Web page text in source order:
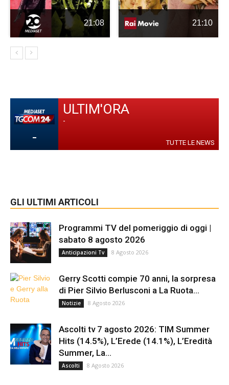
21:08 21:10
-
ULTIM'ORA
-
TUTTE LE NEWS
GLI ULTIMI ARTICOLI
Programmi TV del pomeriggio di oggi |
sabato 8 agosto 2026
Anticipazioni Tv 8 Agosto 2026
Gerry Scotti compie 70 anni, la sorpresa
di Pier Silvio Berlusconi a La Ruota...
Notizie 8 Agosto 2026
Ascolti tv 7 agosto 2026: TIM Summer
Hits (14.5%), L’Erede (14.1%), L’Eredità
Summer, La...
Ascolti 8 Agosto 2026